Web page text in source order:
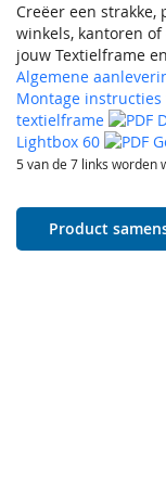
Creëer een
winkels, kantoren
jouw Textielframe
Algemene
Montage
textielframe
Lightbox 60
5 van de 7 links worden
Product